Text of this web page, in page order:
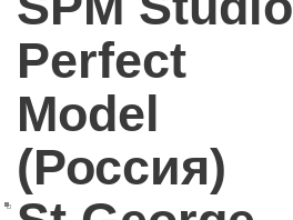
Perfect
Model
(Россия)